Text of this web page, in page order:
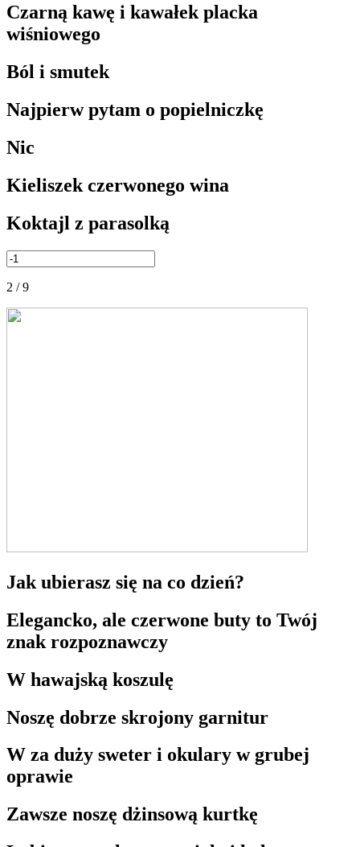
Czarną kawę i kawałek placka
wiśniowego
Ból i smutek
Najpierw pytam o popielniczkę
Nic
Kieliszek czerwonego wina
Koktajl z parasolką
2 / 9
Jak ubierasz się na co dzień?
Elegancko, ale czerwone buty to Twój
znak rozpoznawczy
W hawajską koszulę
Noszę dobrze skrojony garnitur
W za duży sweter i okulary w grubej
oprawie
Zawsze noszę dżinsową kurtkę